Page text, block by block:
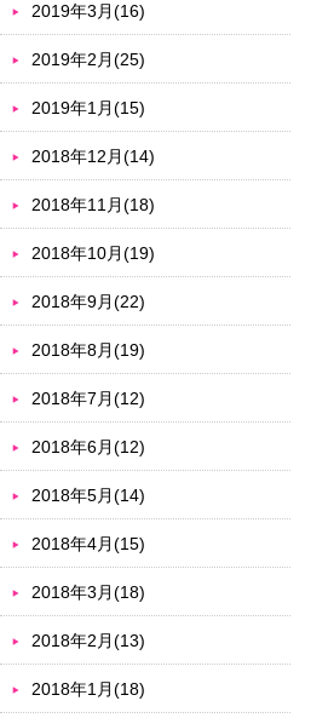
2019年3月(16)
2019年2月(25)
2019年1月(15)
2018年12月(14)
2018年11月(18)
2018年10月(19)
2018年9月(22)
2018年8月(19)
2018年7月(12)
2018年6月(12)
2018年5月(14)
2018年4月(15)
2018年3月(18)
2018年2月(13)
2018年1月(18)